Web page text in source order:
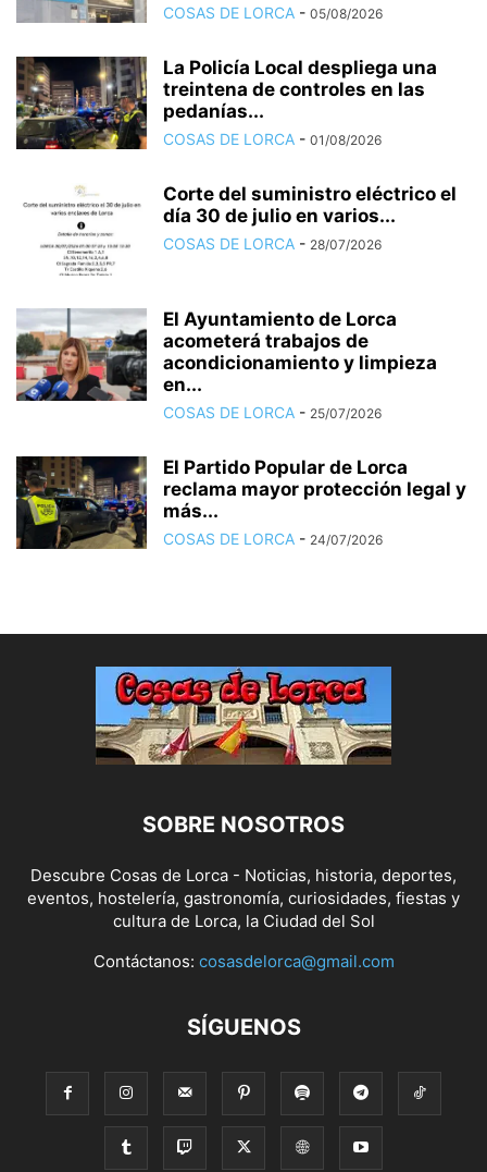
COSAS DE LORCA - 05/08/2026
La Policía Local despliega una
treintena de controles en las
pedanías...
COSAS DE LORCA - 01/08/2026
Corte del suministro eléctrico el
día 30 de julio en varios...
COSAS DE LORCA - 28/07/2026
El Ayuntamiento de Lorca
acometerá trabajos de
acondicionamiento y limpieza
en...
COSAS DE LORCA - 25/07/2026
El Partido Popular de Lorca
reclama mayor protección legal y
más...
COSAS DE LORCA - 24/07/2026
SOBRE NOSOTROS
Descubre Cosas de Lorca - Noticias, historia, deportes,
eventos, hostelería, gastronomía, curiosidades, fiestas y
cultura de Lorca, la Ciudad del Sol
Contáctanos: cosasdelorca@gmail.com
SÍGUENOS